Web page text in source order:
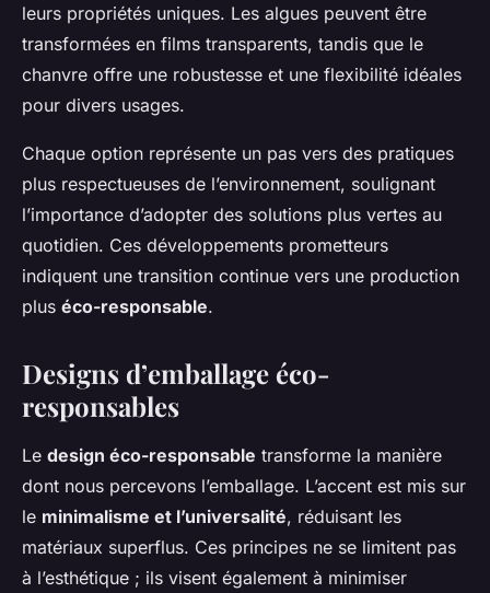
leurs propriétés uniques. Les algues peuvent être
transformées en films transparents, tandis que le
chanvre offre une robustesse et une flexibilité idéales
pour divers usages.
Chaque option représente un pas vers des pratiques
plus respectueuses de l’environnement, soulignant
l’importance d’adopter des solutions plus vertes au
quotidien. Ces développements prometteurs
indiquent une transition continue vers une production
plus éco-responsable.
Designs d’emballage éco-
responsables
Le design éco-responsable transforme la manière
dont nous percevons l’emballage. L’accent est mis sur
le minimalisme et l’universalité, réduisant les
matériaux superflus. Ces principes ne se limitent pas
à l’esthétique ; ils visent également à minimiser